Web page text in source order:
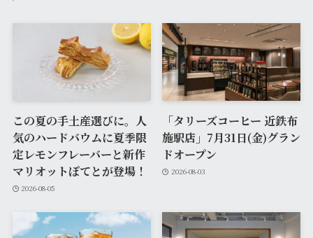
この夏の手土産選びに。人
気のハードバウムに夏季限
定レモンフレーバーと新作
マリオットぽてとが登場！
2026-08-05
「タリーズコーヒー 近鉄布
施駅店」7月31日(金)グラン
ドオープン
2026-08-03